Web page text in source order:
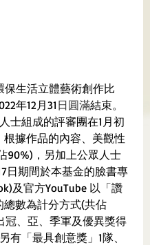
保生活立體藝術創作比
年12月31 日圓滿結束。
士組成的評審團在1月初
根據作品的內容、美觀性
90%)，另加上公眾人士
日期間於本基金的臉書專
及官方YouTube 以「讚
總數為計分方式(共佔
冠、亞、季軍及優異獎得
有「最具創意獎」1隊、